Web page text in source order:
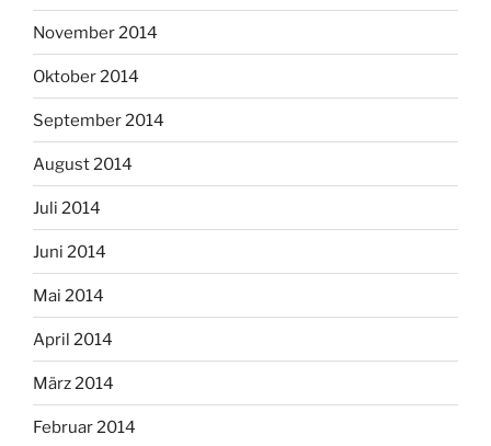
November 2014
Oktober 2014
September 2014
August 2014
Juli 2014
Juni 2014
Mai 2014
April 2014
März 2014
Februar 2014